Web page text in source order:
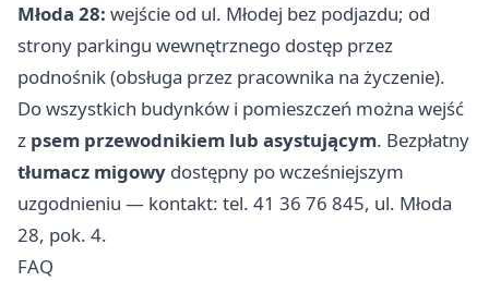
Młoda 28: wejście od ul. Młodej bez podjazdu; od
strony parkingu wewnętrznego dostęp przez
podnośnik (obsługa przez pracownika na życzenie).
Do wszystkich budynków i pomieszczeń można wejść
z psem przewodnikiem lub asystującym. Bezpłatny
tłumacz migowy dostępny po wcześniejszym
uzgodnieniu — kontakt: tel. 41 36 76 845, ul. Młoda
28, pok. 4.
FAQ